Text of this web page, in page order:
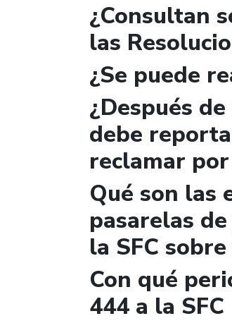
¿Consultan
las
¿Se puede
¿Después
debe
reclamar
Qué son las
pasarelas
la SFC
Con qué
444 a la SFC